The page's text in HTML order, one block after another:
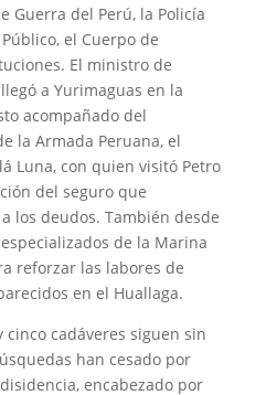
Guerra del Perú, la Policía
el Cuerpo de
El ministro de
a Yurimaguas en la
acompañado del
la Armada Peruana, el
Luna, con quien visitó Petro
del seguro que
los deudos. También desde
de la Marina
reforzar las labores de
en el Huallaga.
cinco cadáveres siguen sin
han cesado por
encabezado por